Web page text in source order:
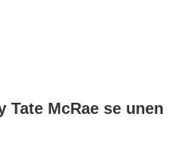
Tate McRae se unen